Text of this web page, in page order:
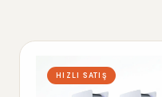
HIZLI SATIŞ